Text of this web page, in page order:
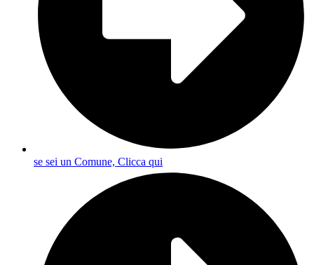
se sei un Comune, Clicca qui